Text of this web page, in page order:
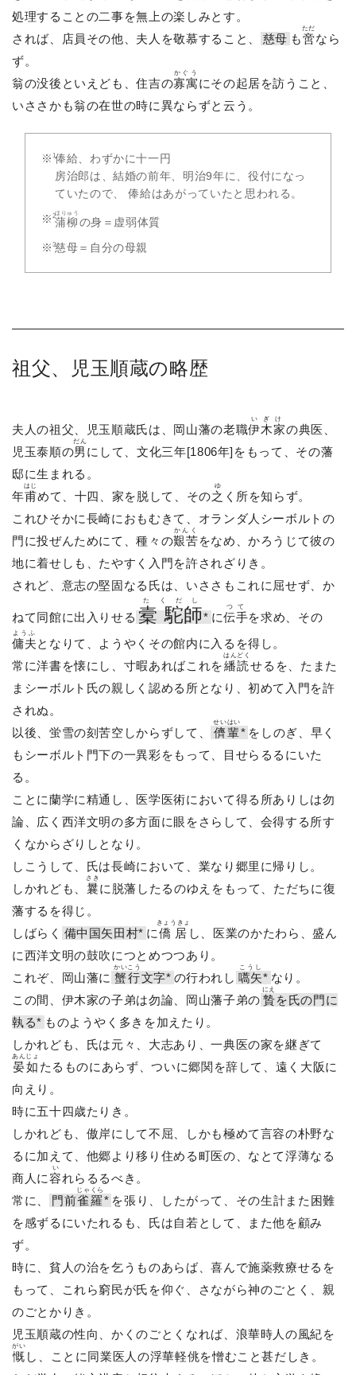
処理することの二事を無上の楽しみとす。
されば、店員その他、夫人を敬慕すること、
慈母 も啻
ただ
なら
ず。
翁の没後といえども、住吉の寡寓
かぐう
にその起居を訪うこと、
いささかも翁の在世の時に異ならずと云う。
俸給、わずかに十一円
房治郎は、結婚の前年、明治9年に、役付になっ
ていたので、 俸給はあがっていたと思われる。
蒲柳
ほりゅう
の身＝虚弱体質
慈母＝自分の母親
祖父、児玉順蔵の略歴
夫人の祖父、児玉順蔵氏は、岡山藩の老職伊木家
いぎけ
の典医、
児玉泰順の男
だん
にして、文化三年[1806年]をもって、その藩
邸に生まれる。
年甫
はじ
めて、十四、家を脱して、その之
ゆ
く所を知らず。
これひそかに長崎におもむきて、オランダ人シーボルトの
門に投ぜんためにて、種々の艱苦
かんく
をなめ、かろうじて彼の
地に着せしも、たやすく入門を許されざりき。
されど、意志の堅固なる氏は、いささもこれに屈せず、か
ねて同館に出入りせる 槖 駝師
たくだし
* に伝手
つて
を求め、その
傭夫
ようふ
となりて、ようやくその館内に入るを得し。
常に洋書を懐にし、寸暇あればこれを繙読
はんどく
せるを、たまた
まシーボルト氏の親しく認める所となり、初めて入門を許
されぬ。
以後、蛍雪の刻苦空しからずして、
儕輩
せいはい
* をしのぎ、早く
もシーボルト門下の一異彩をもって、目せらるるにいた
る。
ことに蘭学に精通し、医学医術において得る所ありしは勿
論、広く西洋文明の多方面に眼をさらして、会得する所す
くなからざりしとなり。
しこうして、氏は長崎において、業なり郷里に帰りし。
しかれども、 曩
さき
に脱藩したるのゆえをもって、ただちに復
藩するを得じ。
しばらく 備中国矢田村* に僑居
きょうきょ
し、医業のかたわら、盛ん
に西洋文明の鼓吹につとめつつあり。
これぞ、岡山藩に 蟹行
かいこう
文字* の行われし 嚆矢
こうし
* なり。
この間、伊木家の子弟は勿論、岡山藩子弟の 贄
にえ
を氏の門に
執る* ものようやく多きを加えたり。
しかれども、氏は元々、大志あり、一典医の家を継ぎて
晏如
あんじょ
たるものにあらず、ついに郷関を辞して、遠く大阪に
向えり。
時に五十四歳たりき。
しかれども、傲岸にして不屈、しかも極めて言容の朴野な
るに加えて、他郷より移り住める町医の、なとて浮薄なる
商人に容
い
れらるるべき。
常に、
門前雀羅
じゃくら
* を張り、したがって、その生計また困難
を感ずるにいたれるも、氏は自若として、また他を顧み
ず。
時に、貧人の治を乞うものあらば、喜んで施薬救療せるを
もって、これら窮民が氏を仰ぐ、さながら神のごとく、親
のごとかりき。
児玉順蔵の性向、かくのごとくなれば、浪華時人の風紀を
慨
がい
し、ことに同業医人の浮華軽佻を憎むこと甚だしき。